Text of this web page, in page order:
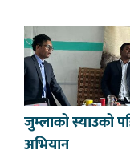
जुम्लाको स्याउको
अभियान